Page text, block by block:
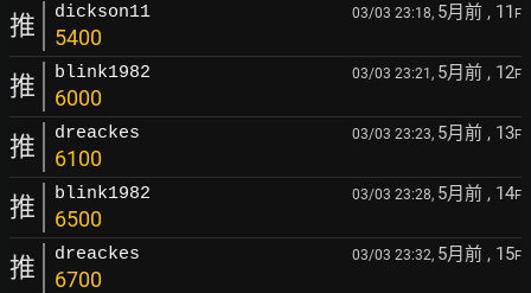
推 dickson11 03/03 23:18, 5月前 , 11 F
5400
推 blink1982 03/03 23:21, 5月前 , 12F
6000
推 dreackes 03/03 23:23, 5月前 , 13F
6100
推 blink1982 03/03 23:28, 5月前 , 14F
6500
推 dreackes 03/03 23:32, 5月前 , 15F
6700